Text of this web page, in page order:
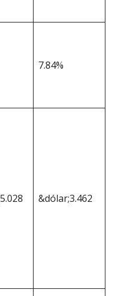
7.84%
&dólar;3.462